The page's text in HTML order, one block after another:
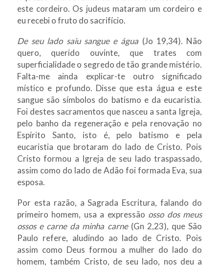
este cordeiro. Os judeus mataram um cordeiro e
eu recebi o fruto do sacrifício.
De seu lado saiu sangue e água (Jo 19,34). Não
quero, querido ouvinte, que trates com
superficialidade o segredo de tão grande mistério.
Falta-me ainda explicar-te outro significado
místico e profundo. Disse que esta água e este
sangue são símbolos do batismo e da eucaristia.
Foi destes sacramentos que nasceu a santa Igreja,
pelo banho da regeneração e pela renovação no
Espírito Santo, isto é, pelo batismo e pela
eucaristia que brotaram do lado de Cristo. Pois
Cristo formou a Igreja de seu lado traspassado,
assim como do lado de Adão foi formada Eva, sua
esposa.
Por esta razão, a Sagrada Escritura, falando do
primeiro homem, usa a expressão osso dos meus
ossos e carne da minha carne(Gn 2,23), que São
Paulo refere, aludindo ao lado de Cristo. Pois
assim como Deus formou a mulher do lado do
homem, também Cristo, de seu lado, nos deu a